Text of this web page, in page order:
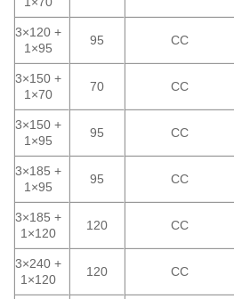
3×120 +
1×95
95 CC
3×150 +
1×70
70 CC
3×150 +
1×95
95 CC
3×185 +
1×95
95 CC
3×185 +
1×120
120 CC
3×240 +
1×120
120 CC